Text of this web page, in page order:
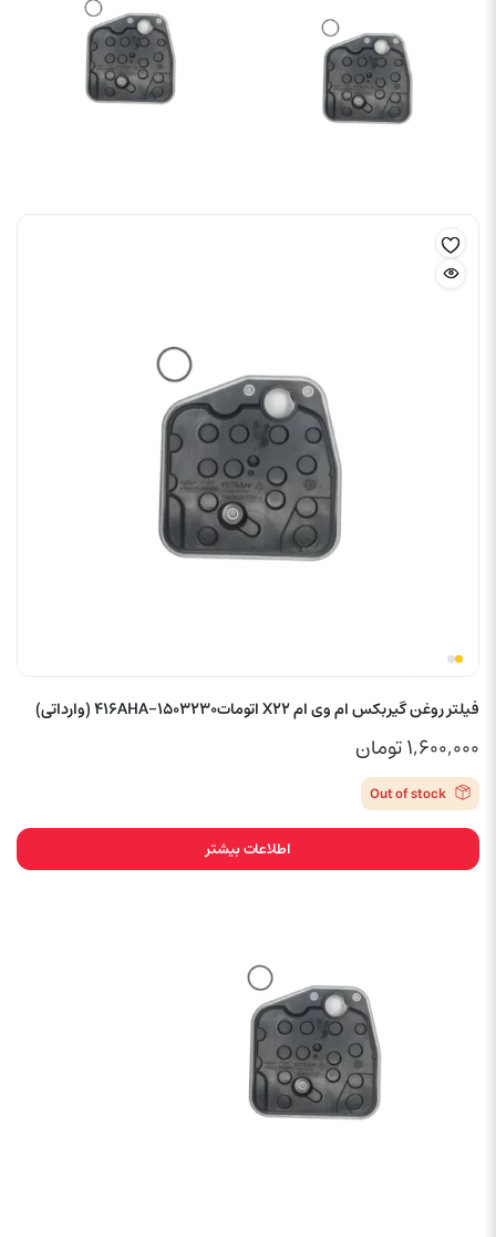
فیلتر روغن گیربکس ام وی ام X22 اتومات416AHA-1503230 (وارداتی)
۱,۶۰۰,۰۰۰تومان
Out of stock
اطلاعات بیشتر